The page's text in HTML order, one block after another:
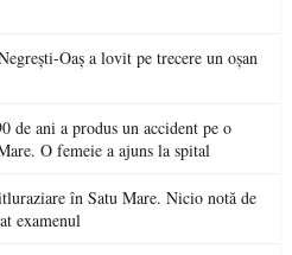
Oaș a lovit pe trecere un oșan
ani a produs un accident pe o
O femeie a ajuns la spital
în Satu Mare. Nicio notă de
examenul